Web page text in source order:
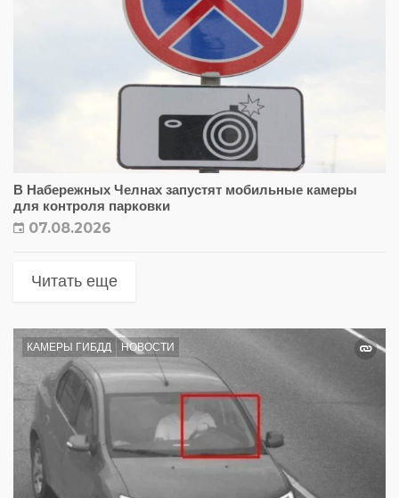
В Набережных Челнах запустят мобильные камеры
для контроля парковки
07.08.2026
Читать еще
КАМЕРЫ ГИБДД НОВОСТИ